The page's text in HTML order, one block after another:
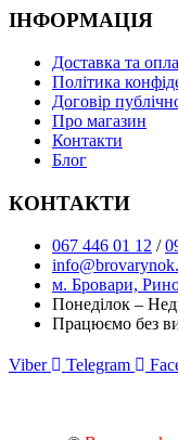
ІНФОРМАЦІЯ
Доставка та
Політика
Договір
Про магазин
Контакти
Блог
КОНТАКТИ
067 446 01 12 /
м. Бровари,
Понеділок –
Працюємо без
Viber Telegram